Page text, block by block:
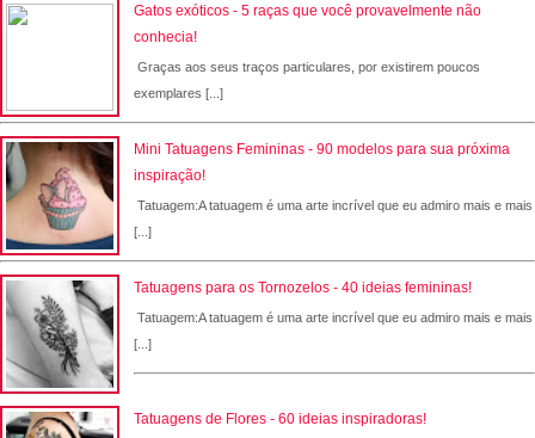
Gatos exóticos - 5 raças que você provavelmente não
conhecia!
Graças aos seus traços particulares, por existirem poucos
exemplares [...]
Mini Tatuagens Femininas - 90 modelos para sua próxima
inspiração!
Tatuagem:A tatuagem é uma arte incrível que eu admiro mais e mais
[...]
Tatuagens para os Tornozelos - 40 ideias femininas!
Tatuagem:A tatuagem é uma arte incrível que eu admiro mais e mais
[...]
Tatuagens de Flores - 60 ideias inspiradoras!